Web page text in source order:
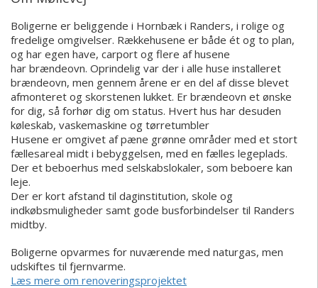
Boligerne er beliggende i Hornbæk i Randers, i rolige og
fredelige omgivelser. Rækkehusene er både ét og to plan,
og har egen have, carport og flere af husene
har brændeovn. Oprindelig var der i alle huse installeret
brændeovn, men gennem årene er en del af disse blevet
afmonteret og skorstenen lukket. Er brændeovn et ønske
for dig, så forhør dig om status. Hvert hus har desuden
køleskab, vaskemaskine og tørretumbler
Husene er omgivet af pæne grønne områder med et stort
fællesareal midt i bebyggelsen, med en fælles legeplads.
Der et beboerhus med selskabslokaler, som beboere kan
leje.
Der er kort afstand til daginstitution, skole og
indkøbsmuligheder samt gode busforbindelser til Randers
midtby.
Boligerne opvarmes for nuværende med naturgas, men
udskiftes til fjernvarme.
Læs mere om renoveringsprojektet